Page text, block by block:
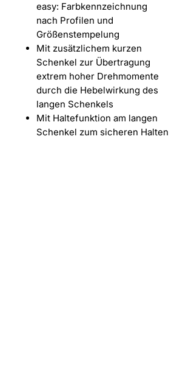
easy: Farbkennzeichnung
nach Profilen und
Größenstempelung
Mit zusätzlichem kurzen
Schenkel zur Übertragung
extrem hoher Drehmomente
durch die Hebelwirkung des
langen Schenkels
Mit Haltefunktion am langen
Schenkel zum sicheren Halten